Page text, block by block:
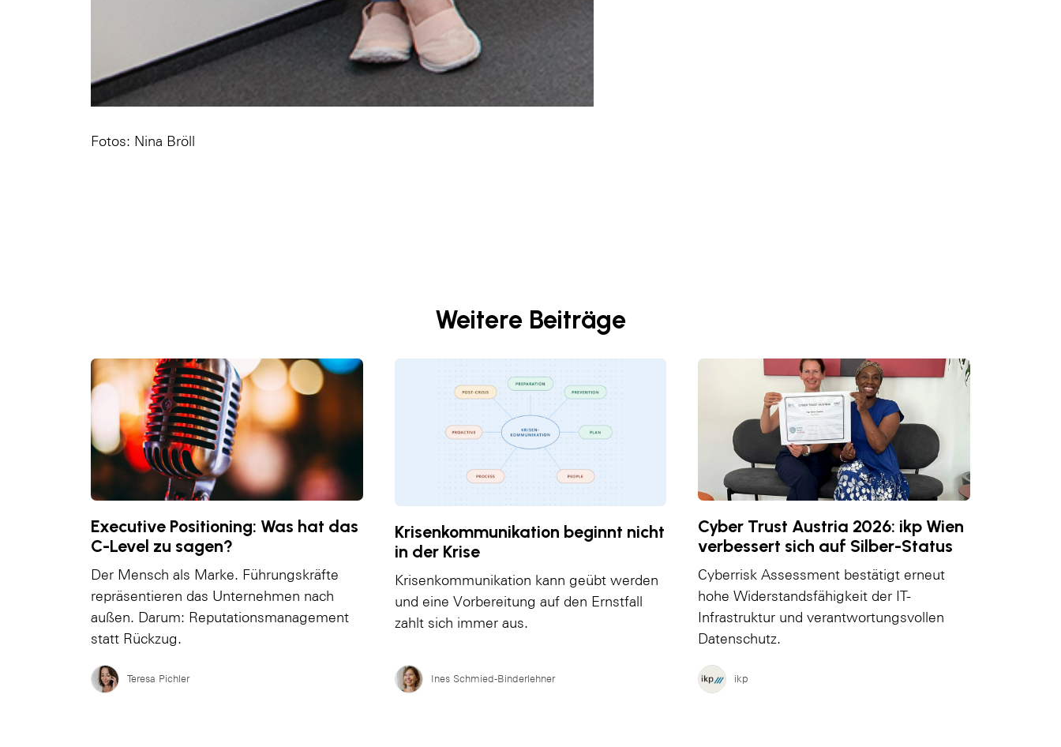
Fotos: Nina Bröll
Weitere Beiträge
Executive Positioning: Was hat das
C-Level zu sagen?
Der Mensch als Marke. Führungskräfte
repräsentieren das Unternehmen nach
außen. Darum: Reputationsmanagement
statt Rückzug.
Teresa Pichler
Krisenkommunikation beginnt nicht
in der Krise
Krisenkommunikation kann geübt werden
und eine Vorbereitung auf den Ernstfall
zahlt sich immer aus.
Ines Schmied-Binderlehner
Cyber Trust Austria 2026: ikp Wien
verbessert sich auf Silber-Status
Cyberrisk Assessment bestätigt erneut
hohe Widerstandsfähigkeit der IT-
Infrastruktur und verantwortungsvollen
Datenschutz.
ikp